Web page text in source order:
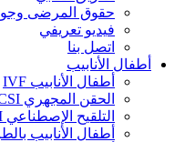
حقوق المرضى
فيديو تعريفي
اتصل بنا
أطفال الأنابيب
أطفال الأنابيب IVF
الحقن المجهري ICSI
التلقيح الإصطناعي IUI
أطفال الأنابيب